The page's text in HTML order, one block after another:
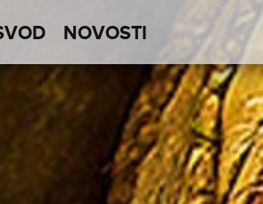
NOVOSTI